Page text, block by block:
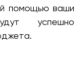
помощью ваши
успешно